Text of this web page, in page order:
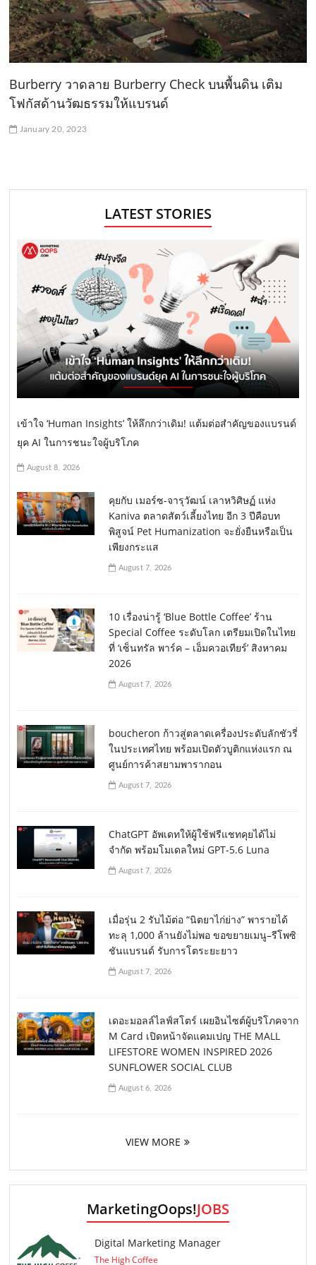
Burberry วาดลาย Burberry Check บนพื้นดิน เติม
โฟกัสด้านวัฒธรรมให้แบรนด์
January 20, 2023
LATEST STORIES
เข้าใจ ‘Human Insights’ ให้ลึกกว่าเดิม! แต้มต่อสำคัญของแบรนด์
ยุค AI ในการชนะใจผู้บริโภค
August 8, 2026
คุยกับ เมอร์ซ-จารุวัฒน์ เลาหวิศิษฏ์ แห่ง
Kaniva ตลาดสัตว์เลี้ยงไทย อีก 3 ปีคือบท
พิสูจน์ Pet Humanization จะยั่งยืนหรือเป็น
เพียงกระแส
August 7, 2026
10 เรื่องน่ารู้ ‘Blue Bottle Coffee’ ร้าน
Special Coffee ระดับโลก เตรียมเปิดในไทย
ที่ ‘เซ็นทรัล พาร์ค – เอ็มควอเทียร์’ สิงหาคม
2026
August 7, 2026
boucheron ก้าวสู่ตลาดเครื่องประดับลักชัวรี่
ในประเทศไทย พร้อมเปิดตัวบูติกแห่งแรก ณ
ศูนย์การค้าสยามพารากอน
August 7, 2026
ChatGPT อัพเดทให้ผู้ใช้ฟรีแชทคุยได้ไม่
จำกัด พร้อมโมเดลใหม่ GPT-5.6 Luna
August 7, 2026
เมื่อรุ่น 2 รับไม้ต่อ “นิตยาไก่ย่าง” พารายได้
ทะลุ 1,000 ล้านยังไม่พอ ขอขยายเมนู–รีโพซิ
ชันแบรนด์ รับการโตระยะยาว
August 7, 2026
เดอะมอลล์ไลฟ์สโตร์ เผยอินไซต์ผู้บริโภคจาก
M Card เปิดหน้าจัดแคมเปญ THE MALL
LIFESTORE WOMEN INSPIRED 2026
SUNFLOWER SOCIAL CLUB
August 6, 2026
VIEW MORE
MarketingOops!JOBS
Digital Marketing Manager
The High Coffee